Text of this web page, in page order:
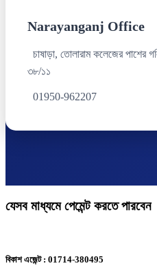
Narayanganj Office
চাষাড়া, তোলারাম কলেজের পাশের
৩৮/১১
01950-962207
যেসব মাধ্যমে পেমেন্ট করতে পারবেন
বিকাশ এজেন্ট : 01714-380495